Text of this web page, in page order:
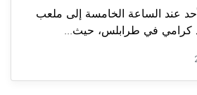
عند الساعة الخامسة إلى ملعب
كرامي في طرابلس، حيث...